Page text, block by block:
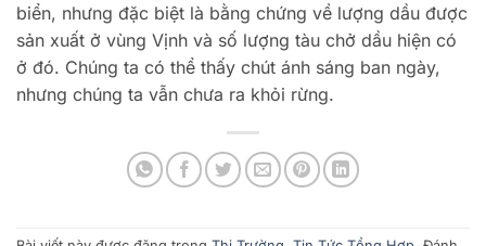
biển, nhưng đặc biệt là bằng chứng về lượng dầu được
sản xuất ở vùng Vịnh và số lượng tàu chở dầu hiện có
ở đó. Chúng ta có thể thấy chút ánh sáng ban ngày,
nhưng chúng ta vẫn chưa ra khỏi rừng.